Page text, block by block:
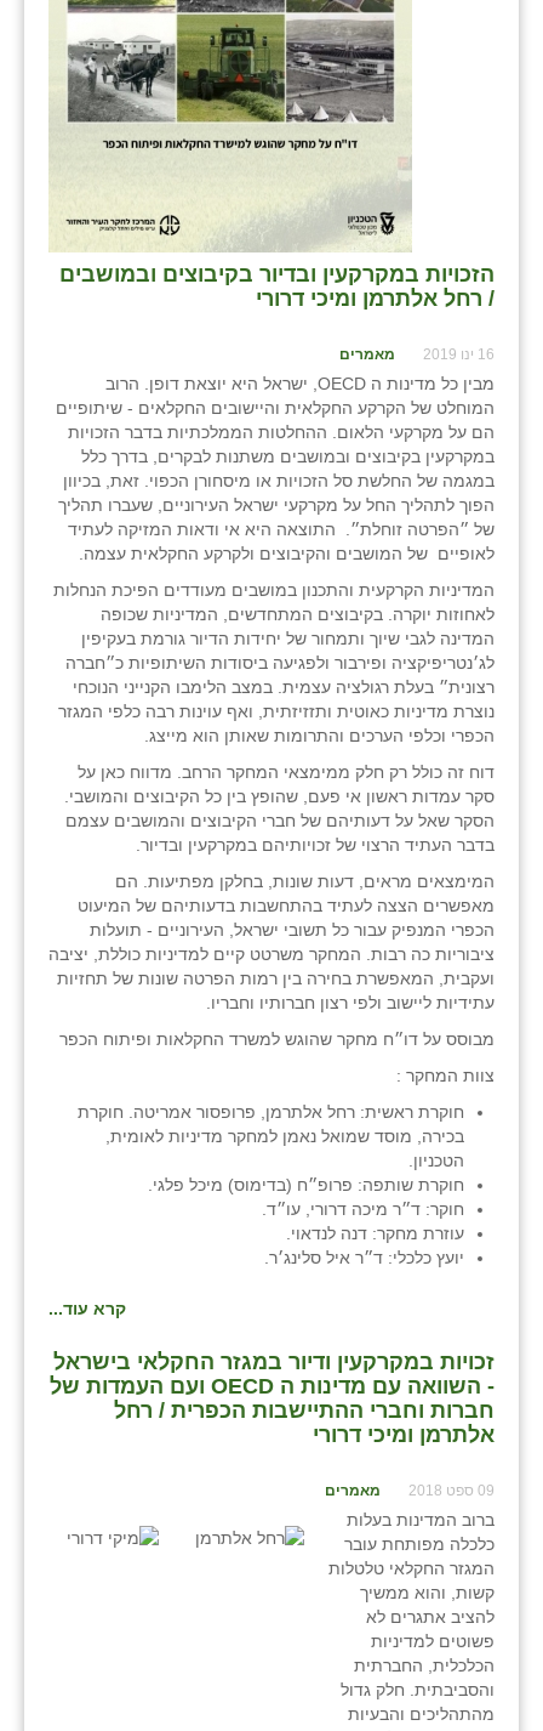
הזכויות במקרקעין ובדיור בקיבוצים ובמושבים
/ רחל אלתרמן ומיכי דרורי
16 ינו 2019 מאמרים
מבין כל מדינות ה OECD, ישראל היא יוצאת דופן. הרוב
המוחלט של הקרקע החקלאית והיישובים החקלאים - שיתופיים
הם על מקרקעי הלאום. ההחלטות הממלכתיות בדבר הזכויות
במקרקעין בקיבוצים ובמושבים משתנות לבקרים, בדרך כלל
במגמה של החלשת סל הזכויות או מיסחורן הכפוי. זאת, בכיוון
הפוך לתהליך החל על מקרקעי ישראל העירוניים, שעברו תהליך
של ״הפרטה זוחלת״. התוצאה היא אי ודאות המזיקה לעתיד
לאופיים של המושבים והקיבוצים ולקרקע החקלאית עצמה.
המדיניות הקרקעית והתכנון במושבים מעודדים הפיכת הנחלות
לאחוזות יוקרה. בקיבוצים המתחדשים, המדיניות שכופה
המדינה לגבי שיוך ותמחור של יחידות הדיור גורמת בעקיפין
לג׳נטריפיקציה ופירבור ולפגיעה ביסודות השיתופיות כ״חברה
רצונית״ בעלת רגולציה עצמית. במצב הלימבו הקנייני הנוכחי
נוצרת מדיניות כאוטית ותזזיזתית, ואף עוינות רבה כלפי המגזר
הכפרי וכלפי הערכים והתרומות שאותן הוא מייצג.
דוח זה כולל רק חלק ממימצאי המחקר הרחב. מדווח כאן על
סקר עמדות ראשון אי פעם, שהופץ בין כל הקיבוצים והמושבי.
הסקר שאל על דעותיהם של חברי הקיבוצים והמושבים עצמם
בדבר העתיד הרצוי של זכויותיהם במקרקעין ובדיור.
המימצאים מראים, דעות שונות, בחלקן מפתיעות. הם
מאפשרים הצצה לעתיד בהתחשבות בדעותיהם של המיעוט
הכפרי המנפיק עבור כל תשובי ישראל, העירוניים - תועלות
ציבוריות כה רבות. המחקר משרטט קיים למדיניות כוללת, יציבה
ועקבית, המאפשרת בחירה בין רמות הפרטה שונות של תחזיות
עתידיות ליישוב ולפי רצון חברותיו וחבריו.
מבוסס על דו״ח מחקר שהוגש למשרד החקלאות ופיתוח הכפר
צוות המחקר :
חוקרת ראשית: רחל אלתרמן, פרופסור אמריטה. חוקרת
בכירה, מוסד שמואל נאמן למחקר מדיניות לאומית,
הטכניון.
חוקרת שותפה: פרופ״ח (בדימוס) מיכל פלגי.
חוקר: ד״ר מיכה דרורי, עו״ד.
עוזרת מחקר: דנה לנדאוי.
יועץ כלכלי: ד״ר איל סלינג׳ר.
קרא עוד...
זכויות במקרקעין ודיור במגזר החקלאי בישראל
- השוואה עם מדינות ה OECD ועם העמדות של
חברות וחברי ההתיישבות הכפרית / רחל
אלתרמן ומיכי דרורי
09 ספט 2018 מאמרים
ברוב המדינות בעלות
כלכלה מפותחת עובר
המגזר החקלאי טלטלות
קשות, והוא ממשיך
להציב אתגרים לא
פשוטים למדיניות
הכלכלית, החברתית
והסביבתית. חלק גדול
מהתהליכים והבעיות